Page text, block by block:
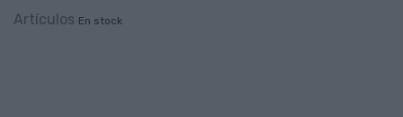
Artículos En stock